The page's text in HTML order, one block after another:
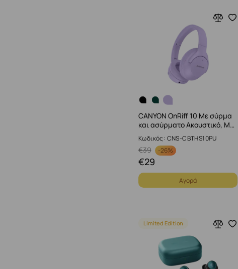
CANYON OnRiff 10 Με σύρμα
και ασύρματο Ακουστικό, Μ…
Κωδικός: CNS-CBTHS10PU
39
€ -26%
29
€
Αγορά
Limited Edition